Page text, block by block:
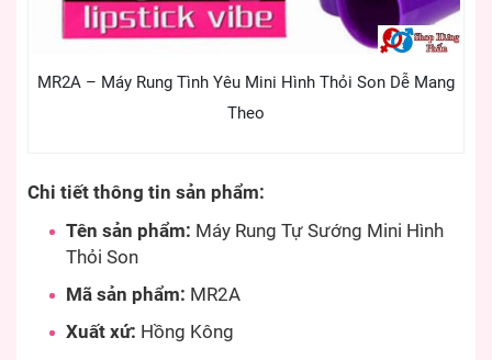
MR2A – Máy Rung Tình Yêu Mini Hình Thỏi Son Dễ Mang
Theo
Chi tiết thông tin sản phẩm:
Tên sản phẩm: Máy Rung Tự Sướng Mini Hình
Thỏi Son
Mã sản phẩm: MR2A
Xuất xứ: Hồng Kông